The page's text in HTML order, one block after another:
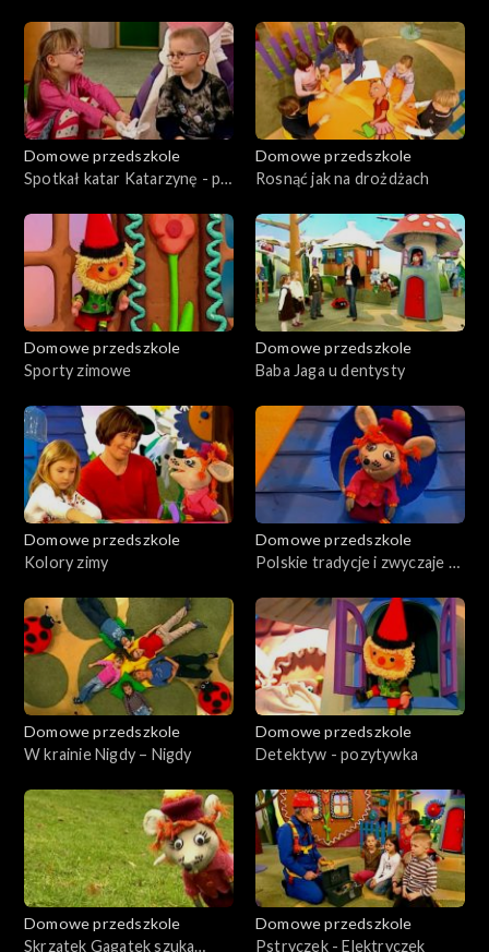
Domowe przedszkole
Spotkał katar Katarzynę - pij
Domowe przedszkole
Rosnąć jak na drożdżach
Domowe przedszkole
Sporty zimowe
Domowe przedszkole
Baba Jaga u dentysty
Domowe przedszkole
Kolory zimy
Domowe przedszkole
Polskie tradycje i zwyczaje -
Domowe przedszkole
W krainie Nigdy – Nigdy
Domowe przedszkole
Detektyw - pozytywka
Domowe przedszkole
Skrzatek Gagatek szuka
Domowe przedszkole
Pstryczek - Elektryczek